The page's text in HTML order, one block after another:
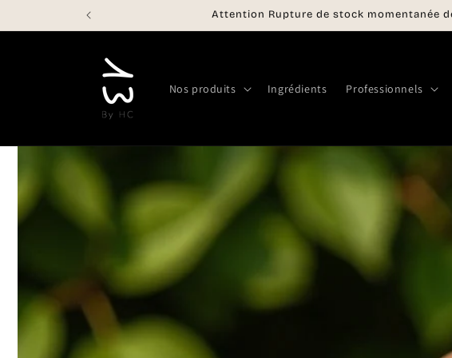
au
Attention Rupture de stock momentanée
Nos produits Ingrédients Professionnels